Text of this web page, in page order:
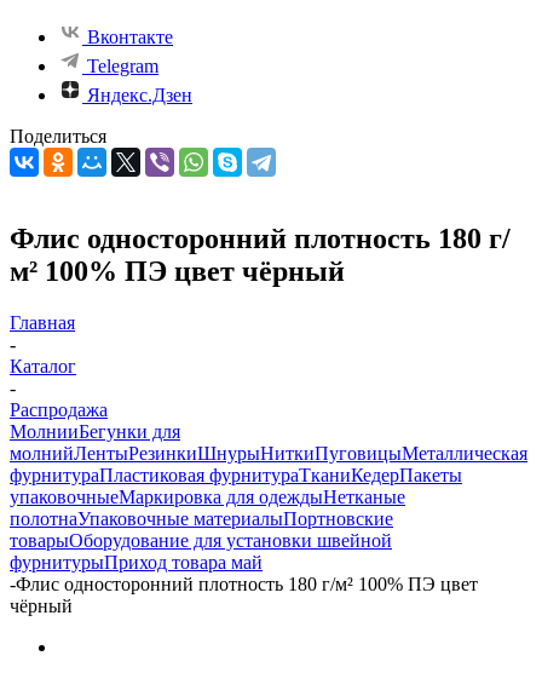
Вконтакте
Telegram
Яндекс.Дзен
Поделиться
Флис односторонний плотность 180 г/
м² 100% ПЭ цвет чёрный
Главная
-
Каталог
-
Распродажа
МолнииБегунки для
молнийЛентыРезинкиШнурыНиткиПуговицыМеталлическая
фурнитураПластиковая фурнитураТканиКедерПакеты
упаковочныеМаркировка для одеждыНетканые
полотнаУпаковочные материалыПортновские
товарыОборудование для установки швейной
фурнитурыПриход товара май
-Флис односторонний плотность 180 г/м² 100% ПЭ цвет
чёрный